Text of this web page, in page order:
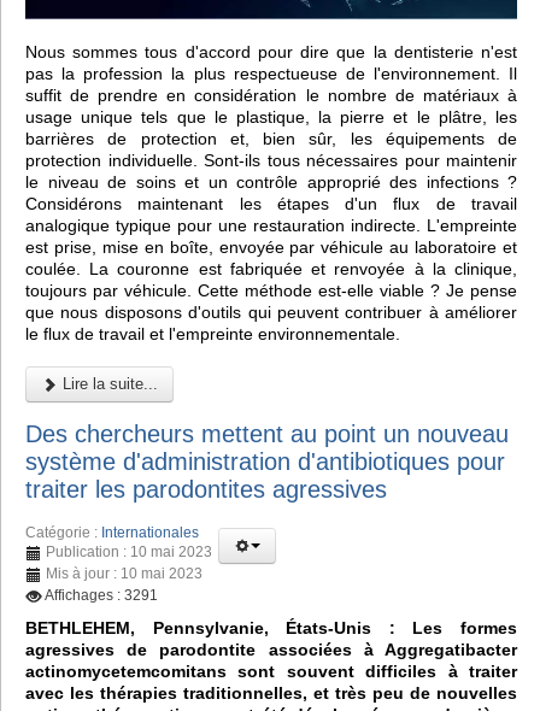
Nous sommes tous d'accord pour dire que la dentisterie n'est
pas la profession la plus respectueuse de l'environnement. Il
suffit de prendre en considération le nombre de matériaux à
usage unique tels que le plastique, la pierre et le plâtre, les
barrières de protection et, bien sûr, les équipements de
protection individuelle. Sont-ils tous nécessaires pour maintenir
le niveau de soins et un contrôle approprié des infections ?
Considérons maintenant les étapes d'un flux de travail
analogique typique pour une restauration indirecte. L'empreinte
est prise, mise en boîte, envoyée par véhicule au laboratoire et
coulée. La couronne est fabriquée et renvoyée à la clinique,
toujours par véhicule. Cette méthode est-elle viable ? Je pense
que nous disposons d'outils qui peuvent contribuer à améliorer
le flux de travail et l'empreinte environnementale.
Lire la suite...
Des chercheurs mettent au point un nouveau
système d'administration d'antibiotiques pour
traiter les parodontites agressives
Catégorie : Internationales
Publication : 10 mai 2023
Mis à jour : 10 mai 2023
Affichages : 3291
BETHLEHEM, Pennsylvanie, États-Unis : Les formes
agressives de parodontite associées à Aggregatibacter
actinomycetemcomitans sont souvent difficiles à traiter
avec les thérapies traditionnelles, et très peu de nouvelles